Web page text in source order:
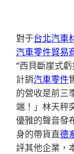
對于台北汽車
汽車零件貿易
“西貝斷崖式
計銷汽車零件
的營收是前三
端！」林天秤
優雅的聲音發
身的帶貨直德
評其他企業，